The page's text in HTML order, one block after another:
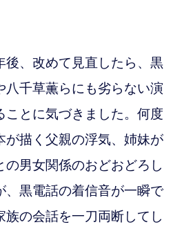
、改めて見直したら、黒
八千草薫らにも劣らない演
ことに気づきました。何度
が描く父親の浮気、姉妹が
の男女関係のおどおどろし
、黒電話の着信音が一瞬で
族の会話を一刀両断してし